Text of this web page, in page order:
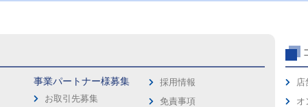
事業パートナー様募集
お取引先募集
採用情報
免責事項
店
オ